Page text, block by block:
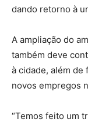
dando retorno à
A ampliação do
também deve
à cidade, além
novos empregos
“Temos feito um